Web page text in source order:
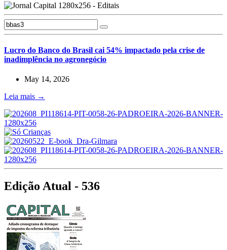
Lucro do Banco do Brasil cai 54% impactado pela crise de
inadimplência no agronegócio
May 14, 2026
Leia mais →
Edição Atual - 536